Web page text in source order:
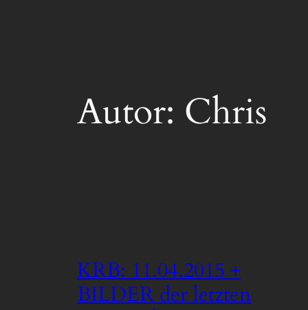
Autor: Chris
KRB: 11.04.2015 +
BILDER der letzten